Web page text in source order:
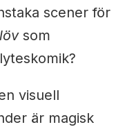
scener för
som
visuell
är magisk